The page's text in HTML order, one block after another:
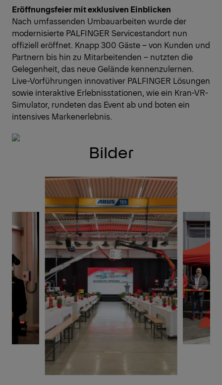
Eröffnungsfeier mit exklusiven Einblicken
Nach umfassenden Umbauarbeiten wurde der
modernisierte PALFINGER Servicestandort nun
offiziell eröffnet. Knapp 300 Gäste – von Kunden und
Partnern bis hin zu Mitarbeitenden – nutzten die
Gelegenheit, das neue Gelände kennenzulernen.
Live-Vorführungen innovativer PALFINGER Lösungen
sowie interaktive Erlebnisstationen, wie ein Kran-VR-
Simulator, rundeten das Event ab und boten ein
intensives Markenerlebnis.
Bilder